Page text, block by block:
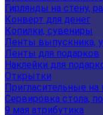
Гирлянды на стену,
Конверт для денег
Копилки, сувениры
Ленты выпускника,
Ленты для подарков
Наклейки для
Открытки
Пригласительные на
Сервировка стола,
9 мая атрибутика